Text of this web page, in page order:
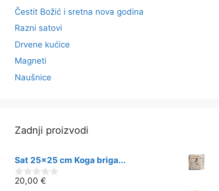
Čestit Božić i sretna nova godina
Razni satovi
Drvene kućice
Magneti
Naušnice
Zadnji proizvodi
Sat 25x25 cm Koga briga...
0
20,00 €